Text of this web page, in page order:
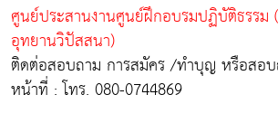
ศูนย์ประสานงานศูนย์ฝึกอบรมปฏิบัติธรรม
อุทยานวิปัสสนา)
ติดต่อสอบถาม การสมัคร /ทำบุญ หรือสอบ
หน้าที่ : โทร. 080-0744869